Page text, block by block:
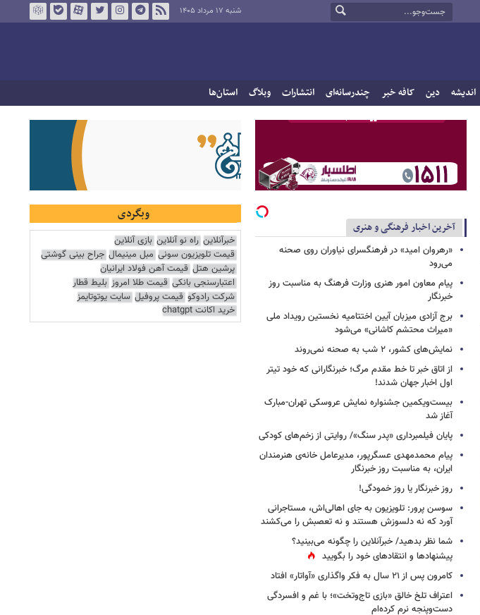
شنبه ۱۷ مرداد ۱۴۰۵
اندیشه دین کافه خبر چندرسانه‌ای انتشارات وبلاگ استان‌ها
آخرین اخبار فرهنگی و هنری
«رهروان امید» در فرهنگسرای نیاوران روی صحنه
می‌رود
پیام معاون امور هنری وزارت فرهنگ به مناسبت روز
خبرنگار
برج آزادی میزبان آیین اختتامیه نخستین رویداد ملی
«میراث محتشم کاشانی» می‌شود
نمایش‌های کشور، ٢ شب به صحنه نمی‌روند
از اتاق خبر تا خط مقدم مرگ؛ خبرنگارانی که خود تیتر
اول اخبار جهان شدند!
بیست‌ویکمین جشنواره نمایش عروسکی تهران-مبارک
آغاز شد
پایان فیلمبرداری «پدر سنگ»/ روایتی از زخم‌های کودکی
پیام محمدمهدی عسگرپور، مدیرعامل خانه‌ی هنرمندان
ایران، به مناسبت روز خبرنگار
روز خبرنگار یا روز خمودگی!
سوسن پرور: تلویزیون به جای اهالی‌اش، مستاجرانی
آورد که نه دلسوزش هستند و نه تعصبش را می‌کشند
شما نظر بدهید/ خبرآنلاین را چگونه می‌بینید؟
پیشنهادها و انتقادهای خود را بگویید
کامرون پس از ۲۱ سال به فکر واگذاری «آواتار» افتاد
اعتراف تلخ خالق «بازی تاج‌وتخت»؛ با غم و افسردگی
دست‌وپنجه نرم کرده‌ام
وبگردی
خبرآنلاین راه نو آنلاین بازی آنلاین
قیمت تلویزیون سونی مبل مینیمال جراح بینی گوشتی
پرشین هتل قیمت آهن فولاد ایرانیان
اعتبارسنجی بانکی قیمت طلا امروز بلیط قطار
شرکت رادوکو قیمت پروفیل سایت یوتوتایمز
خرید اکانت chatgpt